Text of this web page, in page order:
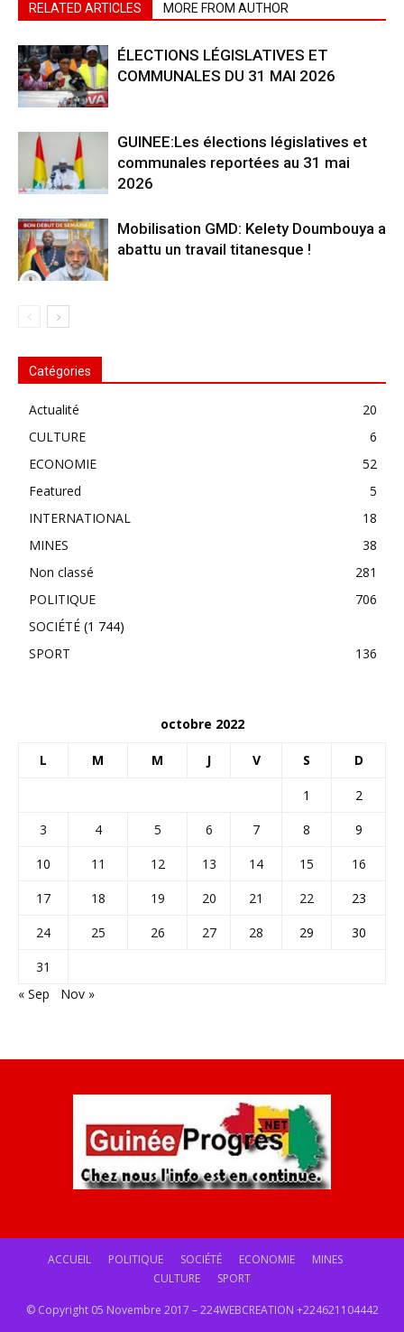
RELATED ARTICLES MORE FROM AUTHOR
ÉLECTIONS LÉGISLATIVES ET
COMMUNALES DU 31 MAI 2026
GUINEE:Les élections législatives et
communales reportées au 31 mai
2026
Mobilisation GMD: Kelety Doumbouya a
abattu un travail titanesque !
Catégories
Actualité
20
CULTURE
6
ECONOMIE
52
Featured
5
INTERNATIONAL
18
MINES
38
Non classé
281
POLITIQUE
706
SOCIÉTÉ (1 744)
SPORT
136
octobre 2022
L M M J V S D
1
2
3
4 5 6 7 8
9
10
11 12 13 14 15
16
17
18 19 20 21 22
23
24
25 26 27 28 29
30
31
« Sep
Nov »
ACCUEIL POLITIQUE SOCIÉTÉ ECONOMIE
MINES
CULTURE
SPORT
© Copyright 05 Novembre 2017 – 224WEBCREATION +224621104442